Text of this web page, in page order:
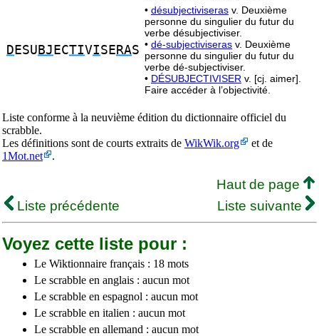
D ESU BJ ECTIVISE RAS
• désubjectiviseras v. Deuxième
personne du singulier du futur du
verbe désubjectiviser.
• dé-subjectiviseras v. Deuxième
personne du singulier du futur du
verbe dé-subjectiviser.
• DÉSUBJECTIVISER v. [cj. aimer].
Faire accéder à l’objectivité.
Liste conforme à la neuvième édition du dictionnaire officiel du
scrabble.
Les définitions sont de courts extraits de WikWik.org
et de
1Mot.net
.
Haut de page
Liste précédente
Liste suivante
Voyez cette liste pour :
Le Wiktionnaire français : 18 mots
Le scrabble en anglais : aucun mot
Le scrabble en espagnol : aucun mot
Le scrabble en italien : aucun mot
Le scrabble en allemand : aucun mot